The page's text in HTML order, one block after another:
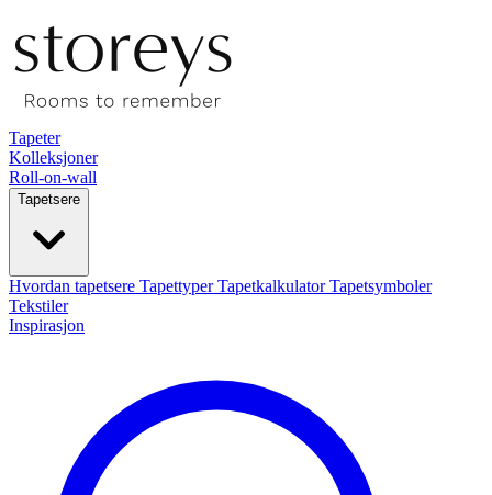
Tapeter
Kolleksjoner
Roll-on-wall
Tapetsere
Hvordan tapetsere TapettyperTapetkalkulatorTapetsymboler
Tekstiler
Inspirasjon